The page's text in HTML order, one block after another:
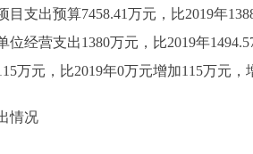
目支出预算7458.41万元，比2019年
位经营支出1380万元，比2019年
万元，比2019年0万元增加115万元
情况